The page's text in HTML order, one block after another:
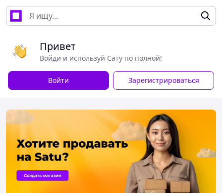
Привет
Войди и используй Сату по полной!
Войти Зарегистрироваться